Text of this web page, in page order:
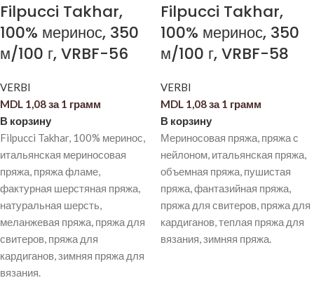
Filpucci Takhar,
100% меринос, 350
м/100 г, VRBF-56
VERBI
MDL 1,08за 1 грамм
В корзину
Filpucci Takhar, 100% меринос,
итальянская мериносовая
пряжа, пряжа фламе,
фактурная шерстяная пряжа,
натуральная шерсть,
меланжевая пряжа, пряжа для
свитеров, пряжа для
кардиганов, зимняя пряжа для
вязания.
Filpucci Takhar,
100% меринос, 350
м/100 г, VRBF-58
VERBI
MDL 1,08за 1 грамм
В корзину
Мериносовая пряжа, пряжа с
нейлоном, итальянская пряжа,
объемная пряжа, пушистая
пряжа, фантазийная пряжа,
пряжа для свитеров, пряжа для
кардиганов, теплая пряжа для
вязания, зимняя пряжа.